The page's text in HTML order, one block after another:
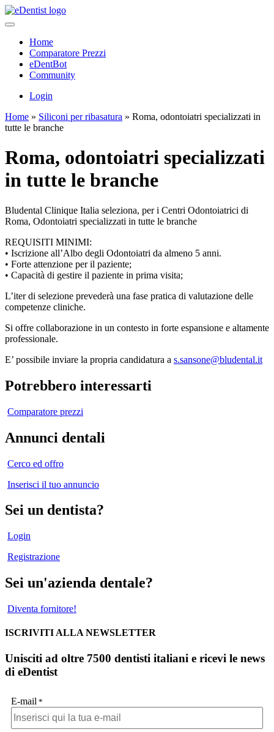
Home
Comparatore Prezzi
eDentBot
Community
Login
Home » Siliconi per ribasatura » Roma, odontoiatri specializzati in
tutte le branche
Roma, odontoiatri specializzati
in tutte le branche
Bludental Clinique Italia seleziona, per i Centri Odontoiatrici di
Roma, Odontoiatri specializzati in tutte le branche
REQUISITI MINIMI:
• Iscrizione all’Albo degli Odontoiatri da almeno 5 anni.
• Forte attenzione per il paziente;
• Capacità di gestire il paziente in prima visita;
L’iter di selezione prevederà una fase pratica di valutazione delle
competenze cliniche.
Si offre collaborazione in un contesto in forte espansione e altamente
professionale.
E’ possibile inviare la propria candidatura a s.sansone@bludental.it
Potrebbero interessarti
Comparatore prezzi
Annunci dentali
Cerco ed offro
Inserisci il tuo annuncio
Sei un dentista?
Login
Registrazione
Sei un'azienda dentale?
Diventa fornitore!
ISCRIVITI ALLA NEWSLETTER
Unisciti ad oltre 7500 dentisti italiani e ricevi le news
di eDentist
E-mail *